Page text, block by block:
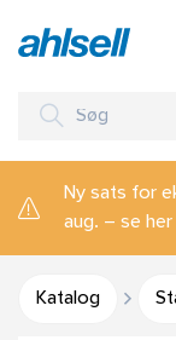
Ny sats for
aug. – se her
Katalog